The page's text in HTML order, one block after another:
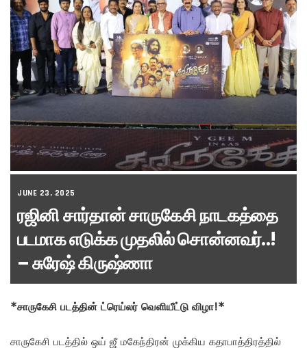
JUNE 23, 2025
ரஜினி சார்தான் சாருகேசி நாடகத்தை
படமாக எடுக்க முதலில் சொன்னவர்..!
– சுரேஷ் கிருஷ்ணா
*சாருகேசி படத்தின் ட்ரெய்லர் வெளியீட்டு விழா!*
சாருகேசி படத்தில் ஒய் ஜீ மகேந்திரன் முக்கிய கதாபாத்திரத்தில்